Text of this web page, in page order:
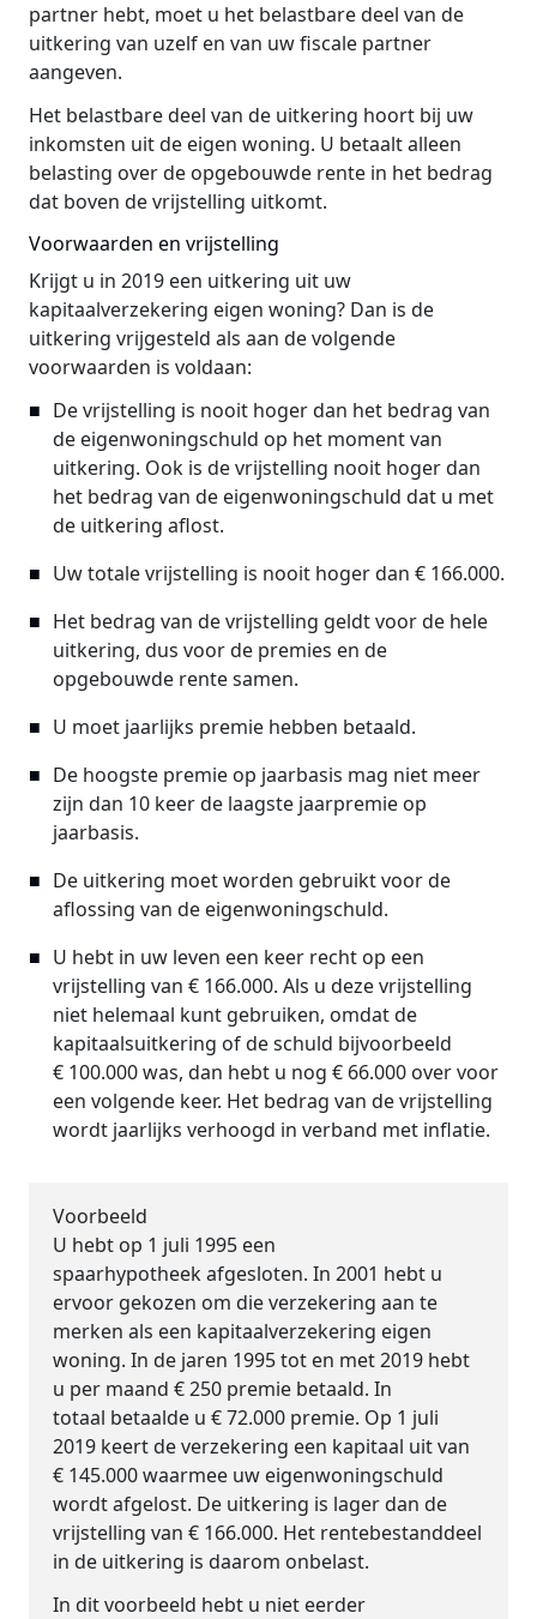
partner hebt, moet u het belastbare deel van de
uitkering van uzelf en van uw fiscale partner
aangeven.
Het belastbare deel van de uitkering hoort bij uw
inkomsten uit de eigen woning. U betaalt alleen
belasting over de opgebouwde rente in het bedrag
dat boven de vrijstelling uitkomt.
Voorwaarden en vrijstelling
Krijgt u in 2019 een uitkering uit uw
kapitaalverzekering eigen woning? Dan is de
uitkering vrijgesteld als aan de volgende
voorwaarden is voldaan:
De vrijstelling is nooit hoger dan het bedrag van
de eigenwoningschuld op het moment van
uitkering. Ook is de vrijstelling nooit hoger dan
het bedrag van de eigenwoningschuld dat u met
de uitkering aflost.
Uw totale vrijstelling is nooit hoger dan € 166.000.
Het bedrag van de vrijstelling geldt voor de hele
uitkering, dus voor de premies en de
opgebouwde rente samen.
U moet jaarlijks premie hebben betaald.
De hoogste premie op jaarbasis mag niet meer
zijn dan 10 keer de laagste jaarpremie op
jaarbasis.
De uitkering moet worden gebruikt voor de
aflossing van de eigenwoningschuld.
U hebt in uw leven een keer recht op een
vrijstelling van € 166.000. Als u deze vrijstelling
niet helemaal kunt gebruiken, omdat de
kapitaalsuitkering of de schuld bijvoorbeeld
€ 100.000 was, dan hebt u nog € 66.000 over voor
een volgende keer. Het bedrag van de vrijstelling
wordt jaarlijks verhoogd in verband met inflatie.
Voorbeeld
U hebt op 1 juli 1995 een
spaarhypotheek afgesloten. In 2001 hebt u
ervoor gekozen om die verzekering aan te
merken als een kapitaalverzekering eigen
woning. In de jaren 1995 tot en met 2019 hebt
u per maand € 250 premie betaald. In
totaal betaalde u € 72.000 premie. Op 1 juli
2019 keert de verzekering een kapitaal uit van
€ 145.000 waarmee uw eigenwoningschuld
wordt afgelost. De uitkering is lager dan de
vrijstelling van € 166.000. Het rentebestanddeel
in de uitkering is daarom onbelast.
In dit voorbeeld hebt u niet eerder